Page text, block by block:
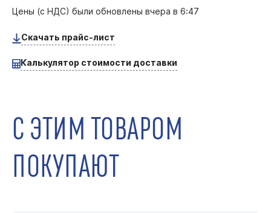
Цены (с НДС) были обновлены вчера в 6:47
Скачать прайс-лист
Калькулятор стоимости доставки
С ЭТИМ ТОВАРОМ
ПОКУПАЮТ